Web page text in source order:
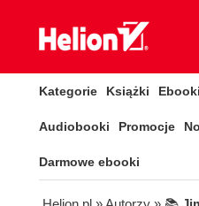
Kategorie Książki Ebooki
Audiobooki Promocje
Darmowe ebooki